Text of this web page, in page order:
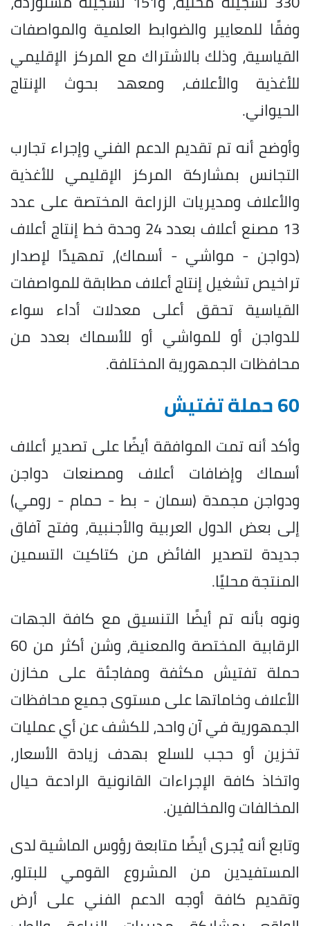
وفقًا للمعايير والضوابط العلمية والمواصفات
القياسية، وذلك بالاشتراك مع المركز الإقليمي
للأغذية والأعلاف، ومعهد بحوث الإنتاج
الحيواني.
وأوضح أنه تم تقديم الدعم الفني وإجراء تجارب
التجانس بمشاركة المركز الإقليمي للأغذية
والأعلاف ومديريات الزراعة المختصة على عدد
13 مصنع أعلاف بعدد 24 وحدة خط إنتاج أعلاف
(دواجن - مواشي - أسماك)، تمهيدًا لإصدار
تراخيص تشغيل إنتاج أعلاف مطابقة للمواصفات
القياسية تحقق أعلى معدلات أداء سواء
للدواجن أو للمواشي أو للأسماك بعدد من
محافظات الجمهورية المختلفة.
60 حملة تفتيش
وأكد أنه تمت الموافقة أيضًا على تصدير أعلاف
أسماك وإضافات أعلاف ومصنعات دواجن
ودواجن مجمدة (سمان - بط - حمام - رومي)
إلى بعض الدول العربية والأجنبية، وفتح آفاق
جديدة لتصدير الفائض من كتاكيت التسمين
المنتجة محليًا.
ونوه بأنه تم أيضًا التنسيق مع كافة الجهات
الرقابية المختصة والمعنية، وشن أكثر من 60
حملة تفتيش مكثفة ومفاجئة على مخازن
الأعلاف وخاماتها على مستوى جميع محافظات
الجمهورية في آن واحد، للكشف عن أي عمليات
تخزين أو حجب للسلع بهدف زيادة الأسعار،
واتخاذ كافة الإجراءات القانونية الرادعة حيال
المخالفات والمخالفين.
وتابع أنه يُجرى أيضًا متابعة رؤوس الماشية لدى
المستفيدين من المشروع القومي للبتلو،
وتقديم كافة أوجه الدعم الفني على أرض